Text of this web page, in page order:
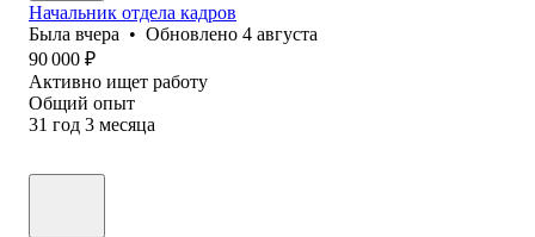
Начальник отдела кадров
Была вчера • Обновлено 4 августа
90 000 ₽
Активно ищет работу
Общий опыт
31 год 3 месяца